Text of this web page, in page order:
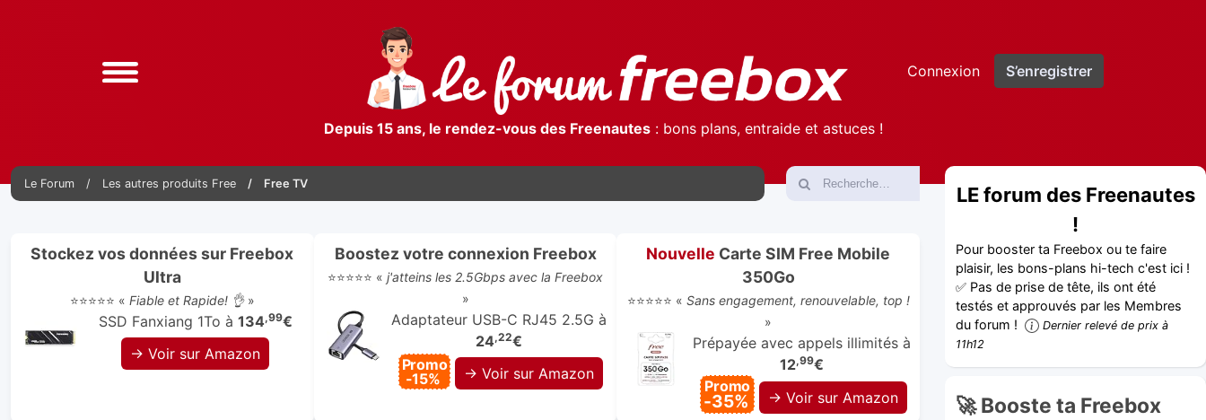
Connexion S’enregistrer
Depuis 15 ans, le rendez-vous des Freenautes: bons plans, entraide et astuces !
Le Forum Les autres produits Free Free TV
Stockez vos données sur Freebox
Ultra
⭐⭐⭐⭐⭐ « Fiable et Rapide! 👌»
SSD Fanxiang 1To à 134,99€
→ Voir sur Amazon
Boostez votre connexion Freebox
⭐⭐⭐⭐⭐ « j'atteins les 2.5Gbps avec la Freebox
»
Adaptateur USB-C RJ45 2.5G à
24,22€
Promo
-15%
→ Voir sur Amazon
Nouvelle Carte SIM Free Mobile
350Go
⭐⭐⭐⭐⭐ « Sans engagement, renouvelable, top !
»
Prépayée avec appels illimités à
12,99€
Promo
-35% → Voir sur Amazon
LE forum des Freenautes
!
Pour booster ta Freebox ou te faire
plaisir, les bons-plans hi-tech c'est ici !
✅ Pas de prise de tête, ils ont été
testés et approuvés par les Membres
du forum !
Dernier relevé de prix à
11h12
🚀 Booste ta Freebox